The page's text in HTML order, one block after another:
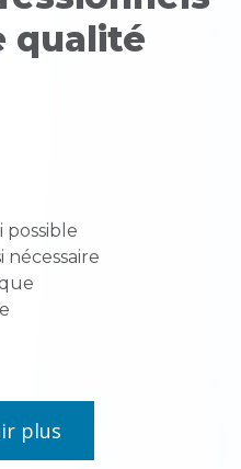
qualité
possible
nécessaire
plus